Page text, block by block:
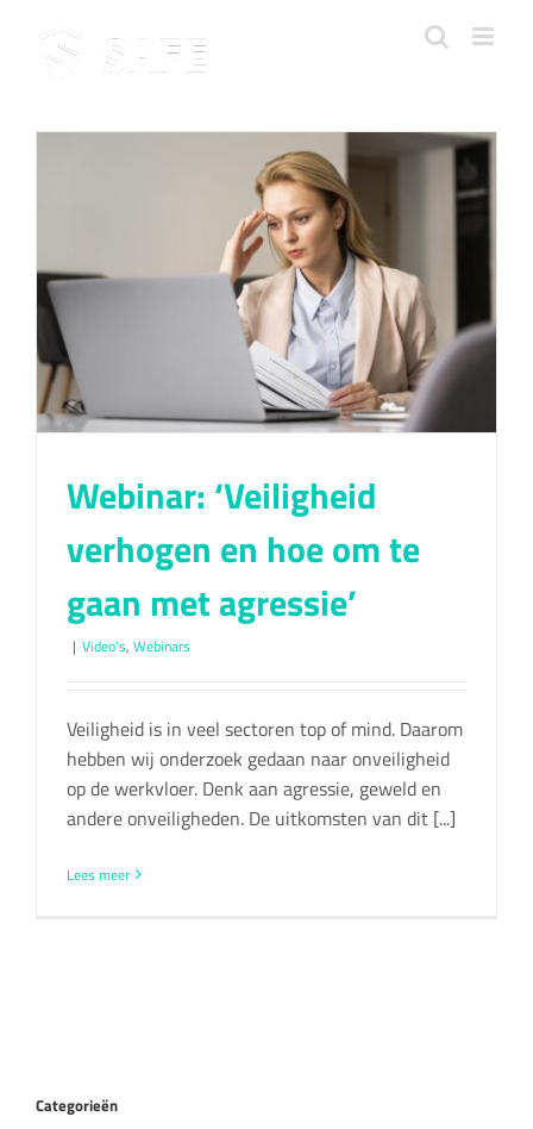
Webinar: ‘Veiligheid
verhogen en hoe om te
gaan met agressie’
| Video's, Webinars
Veiligheid is in veel sectoren top of mind. Daarom
hebben wij onderzoek gedaan naar onveiligheid
op de werkvloer. Denk aan agressie, geweld en
andere onveiligheden. De uitkomsten van dit [...]
Lees meer
Categorieën